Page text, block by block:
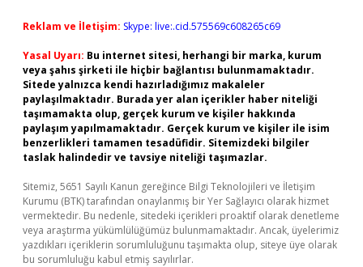
Reklam ve İletişim: Skype: live:.cid.575569c608265c69
Yasal Uyarı: Bu internet sitesi, herhangi bir marka, kurum
veya şahıs şirketi ile hiçbir bağlantısı bulunmamaktadır.
Sitede yalnızca kendi hazırladığımız makaleler
paylaşılmaktadır. Burada yer alan içerikler haber niteliği
taşımamakta olup, gerçek kurum ve kişiler hakkında
paylaşım yapılmamaktadır. Gerçek kurum ve kişiler ile isim
benzerlikleri tamamen tesadüfidir. Sitemizdeki bilgiler
taslak halindedir ve tavsiye niteliği taşımazlar.
Sitemiz, 5651 Sayılı Kanun gereğince Bilgi Teknolojileri ve İletişim
Kurumu (BTK) tarafından onaylanmış bir Yer Sağlayıcı olarak hizmet
vermektedir. Bu nedenle, sitedeki içerikleri proaktif olarak denetleme
veya araştırma yükümlülüğümüz bulunmamaktadır. Ancak, üyelerimiz
yazdıkları içeriklerin sorumluluğunu taşımakta olup, siteye üye olarak
bu sorumluluğu kabul etmiş sayılırlar.